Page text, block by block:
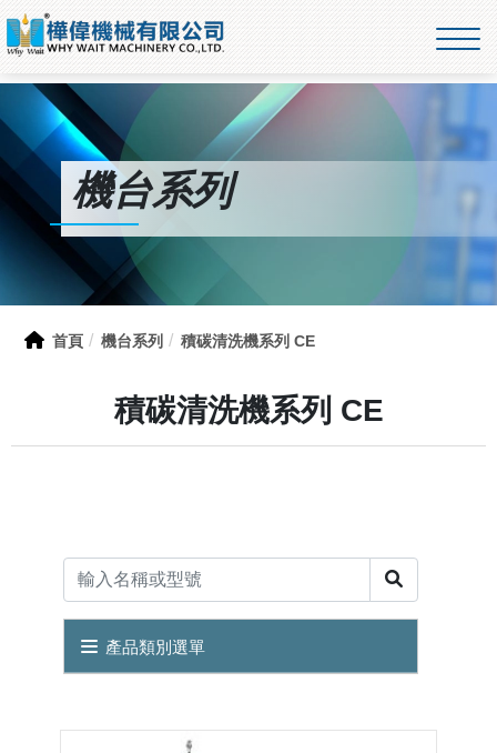
機台系列
首頁 機台系列 積碳清洗機系列 CE
積碳清洗機系列 CE
產品類別選單